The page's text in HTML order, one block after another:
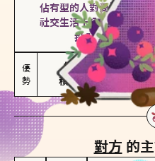
佔有型的人對愛情有強烈
社交生活十分敏感、容易
投入和激情，但
優
勢
能建立緊密關係
積極維繫關係熱度
對方 的